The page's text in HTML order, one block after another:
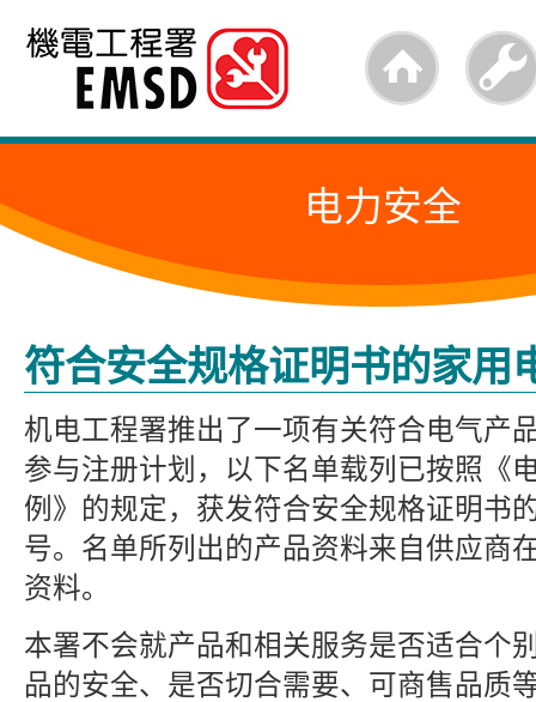
跳
内
的
始
电力安全
符合安全规格证明书的家用
机电工程署推出了一项有关符合电气产
参与注册计划，以下名单载列已按照《
例》的规定，获发符合安全规格证明书
号。名单所列出的产品资料来自供应商
资料。
本署不会就产品和相关服务是否适合个
品的安全、是否切合需要、可商售品质